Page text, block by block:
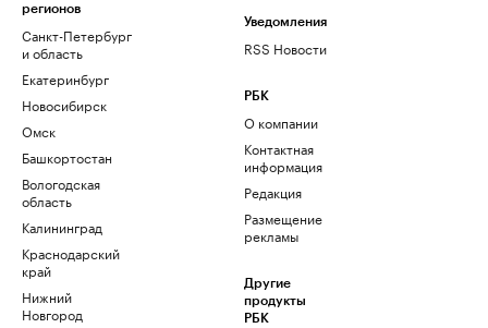
регионов
Санкт-Петербург
и область
Екатеринбург
Новосибирск
Омск
Башкортостан
Вологодская
область
Калининград
Краснодарский
край
Нижний
Новгород
Уведомления
RSS Новости
РБК
О компании
Контактная
информация
Редакция
Размещение
рекламы
Другие
продукты
РБК